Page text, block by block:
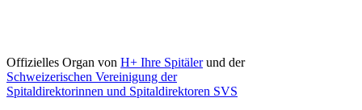
Offizielles Organ von H+ Ihre Spitälerund der
Schweizerischen Vereinigung der
Spitaldirektorinnen und Spitaldirektoren SVS